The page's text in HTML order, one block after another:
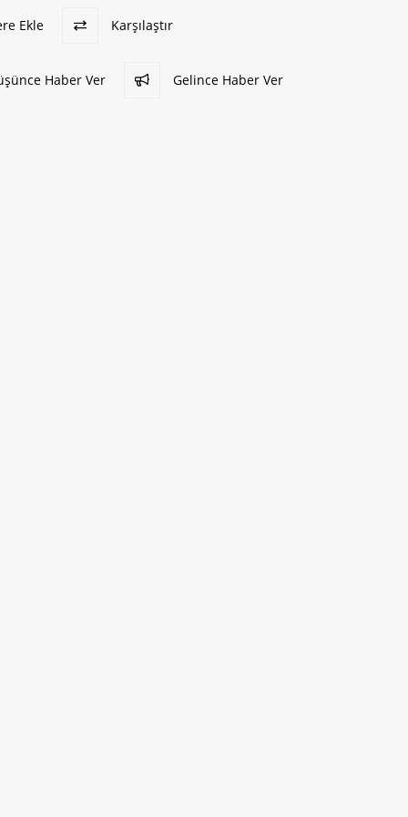
Ekle Karşılaştır
Haber Ver Gelince Haber Ver